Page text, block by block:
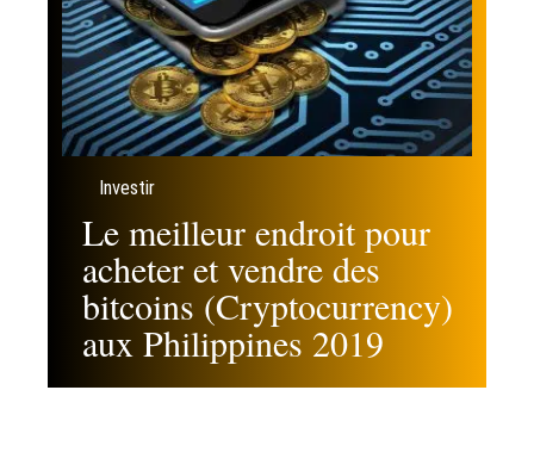
Investir
Le meilleur endroit pour
acheter et vendre des
bitcoins (Cryptocurrency)
aux Philippines 2019